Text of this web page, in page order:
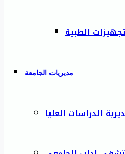
الطبية
مديريات الجامعة
الدراسات العليا